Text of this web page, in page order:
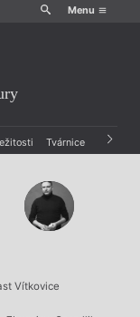
Menu
Tvárnice Archiv
Vítkovice